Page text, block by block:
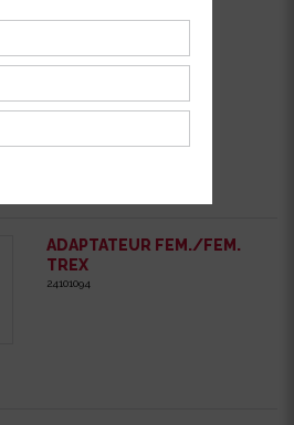
à long
le poteau de
VOUS INTÉRESSER
ADAPTATEUR FEM./FEM.
TREX
24101094